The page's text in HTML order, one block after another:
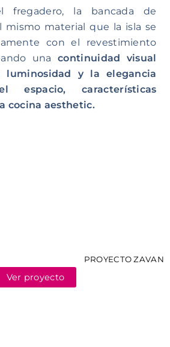
fregadero, la bancada de
mismo material que la isla se
con el revestimiento
unacontinuidad visual
luminosidad y la elegancia
espacio, características
cocina aesthetic.
PROYECTO ZAVAN
Ver proyecto